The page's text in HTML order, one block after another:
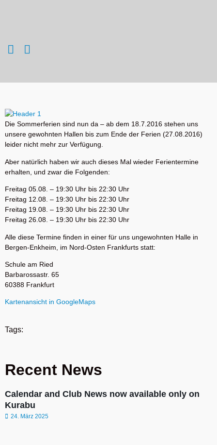
Die Sommerferien sind nun da – ab dem 18.7.2016 stehen uns
unsere gewohnten Hallen bis zum Ende der Ferien (27.08.2016)
leider nicht mehr zur Verfügung.
Aber natürlich haben wir auch dieses Mal wieder Ferientermine
erhalten, und zwar die Folgenden:
Freitag 05.08. – 19:30 Uhr bis 22:30 Uhr
Freitag 12.08. – 19:30 Uhr bis 22:30 Uhr
Freitag 19.08. – 19:30 Uhr bis 22:30 Uhr
Freitag 26.08. – 19:30 Uhr bis 22:30 Uhr
Alle diese Termine finden in einer für uns ungewohnten Halle in
Bergen-Enkheim, im Nord-Osten Frankfurts statt:
Schule am Ried
Barbarossastr. 65
60388 Frankfurt
Kartenansicht in GoogleMaps
Tags:
Recent News
Calendar and Club News now available only on
Kurabu
24. März 2025